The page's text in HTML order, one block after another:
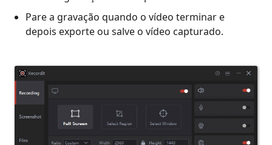
Pare a gravação quando o vídeo terminar e
depois exporte ou salve o vídeo capturado.